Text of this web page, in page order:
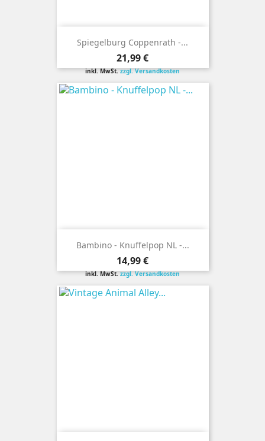
Spiegelburg Coppenrath -...
Preis
21,99 €
inkl. MwSt.zzgl. Versandkosten
Bambino - Knuffelpop NL -...
Preis
14,99 €
inkl. MwSt.zzgl. Versandkosten